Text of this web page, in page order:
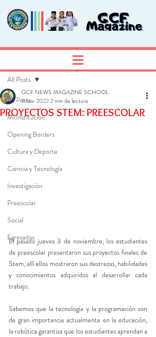
All Posts
Mi Institución
Opening Borders
Cultura y Deporte
Ciencia y Tecnología
Investigación
Preescolar
Social
Egresados
All Posts
PROYECTOS STEM: PREESCOLAR
GCF NEWS MAGAZINE SCHOOL
9 nov 20222 min de lectura
El pasado jueves 3 de noviembre, los estudiantes
de preescolar presentaron sus proyectos finales de
Stem, allí ellos mostraron sus destrezas, habilidades
y conocimientos adquiridos al desarrollar cada
trabajo.
Sabemos que la tecnología y la programación son
de gran importancia actualmente en la educación,
la robótica garantiza que los estudiantes aprendan a